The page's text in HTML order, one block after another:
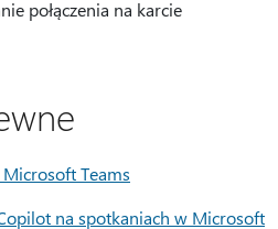
połączenia na karcie
Teams
na spotkaniach w Microsoft